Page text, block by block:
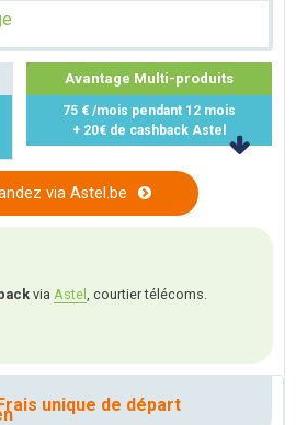
Avantage Multi-produits
75 € /mois pendant 12 mois
+ 20€ de cashback Astel
via Astel.be
via Astel , courtier télécoms.
unique de départ